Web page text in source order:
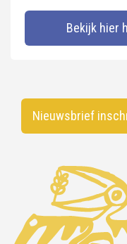
Bekijk hier
Nieuwsbrief